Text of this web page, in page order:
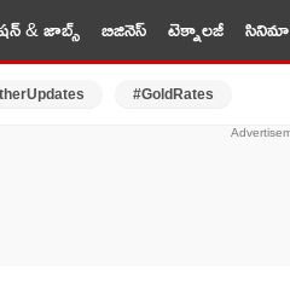
& జాబ్స్ బిజినెస్ టెక్నాలజీ సినిమా
#GoldRates